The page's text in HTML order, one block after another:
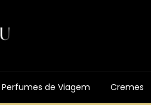
Perfumes de Viagem Cremes